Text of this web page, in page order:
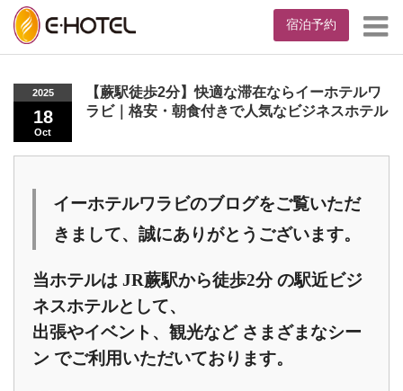
宿泊予約
Home お知らせ
【蕨駅徒歩2分】快適な滞在ならイーホテルワラビ｜
格安・朝食付きで人気なビジネスホテル
2025
18
Oct
【蕨駅徒歩2分】快適な滞在ならイーホテルワ
ラビ｜格安・朝食付きで人気なビジネスホテル
イーホテルワラビのブログをご覧いただ
きまして、誠にありがとうございます。
当ホテルは JR蕨駅から徒歩2分の駅近ビジ
ネスホテルとして、
出張やイベント、観光など さまざまなシー
ン でご利用いただいております。